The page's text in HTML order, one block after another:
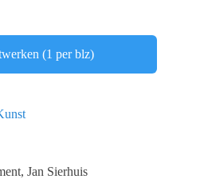
(1 per blz)
Jan Sierhuis